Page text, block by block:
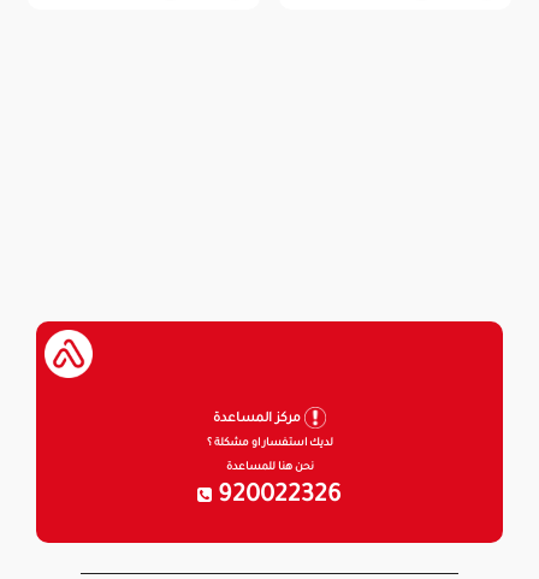
مركز المساعدة
لديك استفسار او مشكلة ؟
نحن هنا للمساعدة
920022326